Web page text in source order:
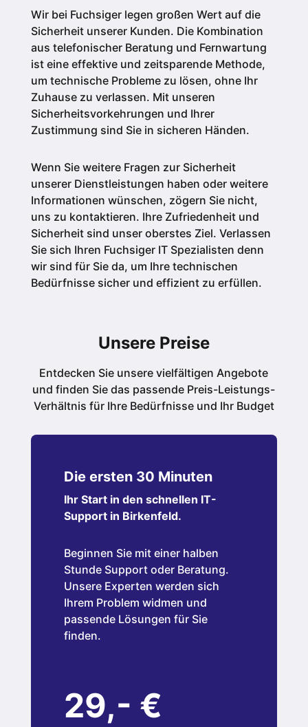
Wir bei Fuchsiger legen großen Wert auf die
Sicherheit unserer Kunden. Die Kombination
aus telefonischer Beratung und Fernwartung
ist eine effektive und zeitsparende Methode,
um technische Probleme zu lösen, ohne Ihr
Zuhause zu verlassen. Mit unseren
Sicherheitsvorkehrungen und Ihrer
Zustimmung sind Sie in sicheren Händen.
Wenn Sie weitere Fragen zur Sicherheit
unserer Dienstleistungen haben oder weitere
Informationen wünschen, zögern Sie nicht,
uns zu kontaktieren. Ihre Zufriedenheit und
Sicherheit sind unser oberstes Ziel. Verlassen
Sie sich Ihren Fuchsiger IT Spezialisten denn
wir sind für Sie da, um Ihre technischen
Bedürfnisse sicher und effizient zu erfüllen.
Unsere Preise
Entdecken Sie unsere vielfältigen Angebote
und finden Sie das passende Preis-Leistungs-
Verhältnis für Ihre Bedürfnisse und Ihr Budget
Die ersten 30 Minuten
Ihr Start in den schnellen IT-
Support in Birkenfeld.
Beginnen Sie mit einer halben
Stunde Support oder Beratung.
Unsere Experten werden sich
Ihrem Problem widmen und
passende Lösungen für Sie
finden.
29,- €